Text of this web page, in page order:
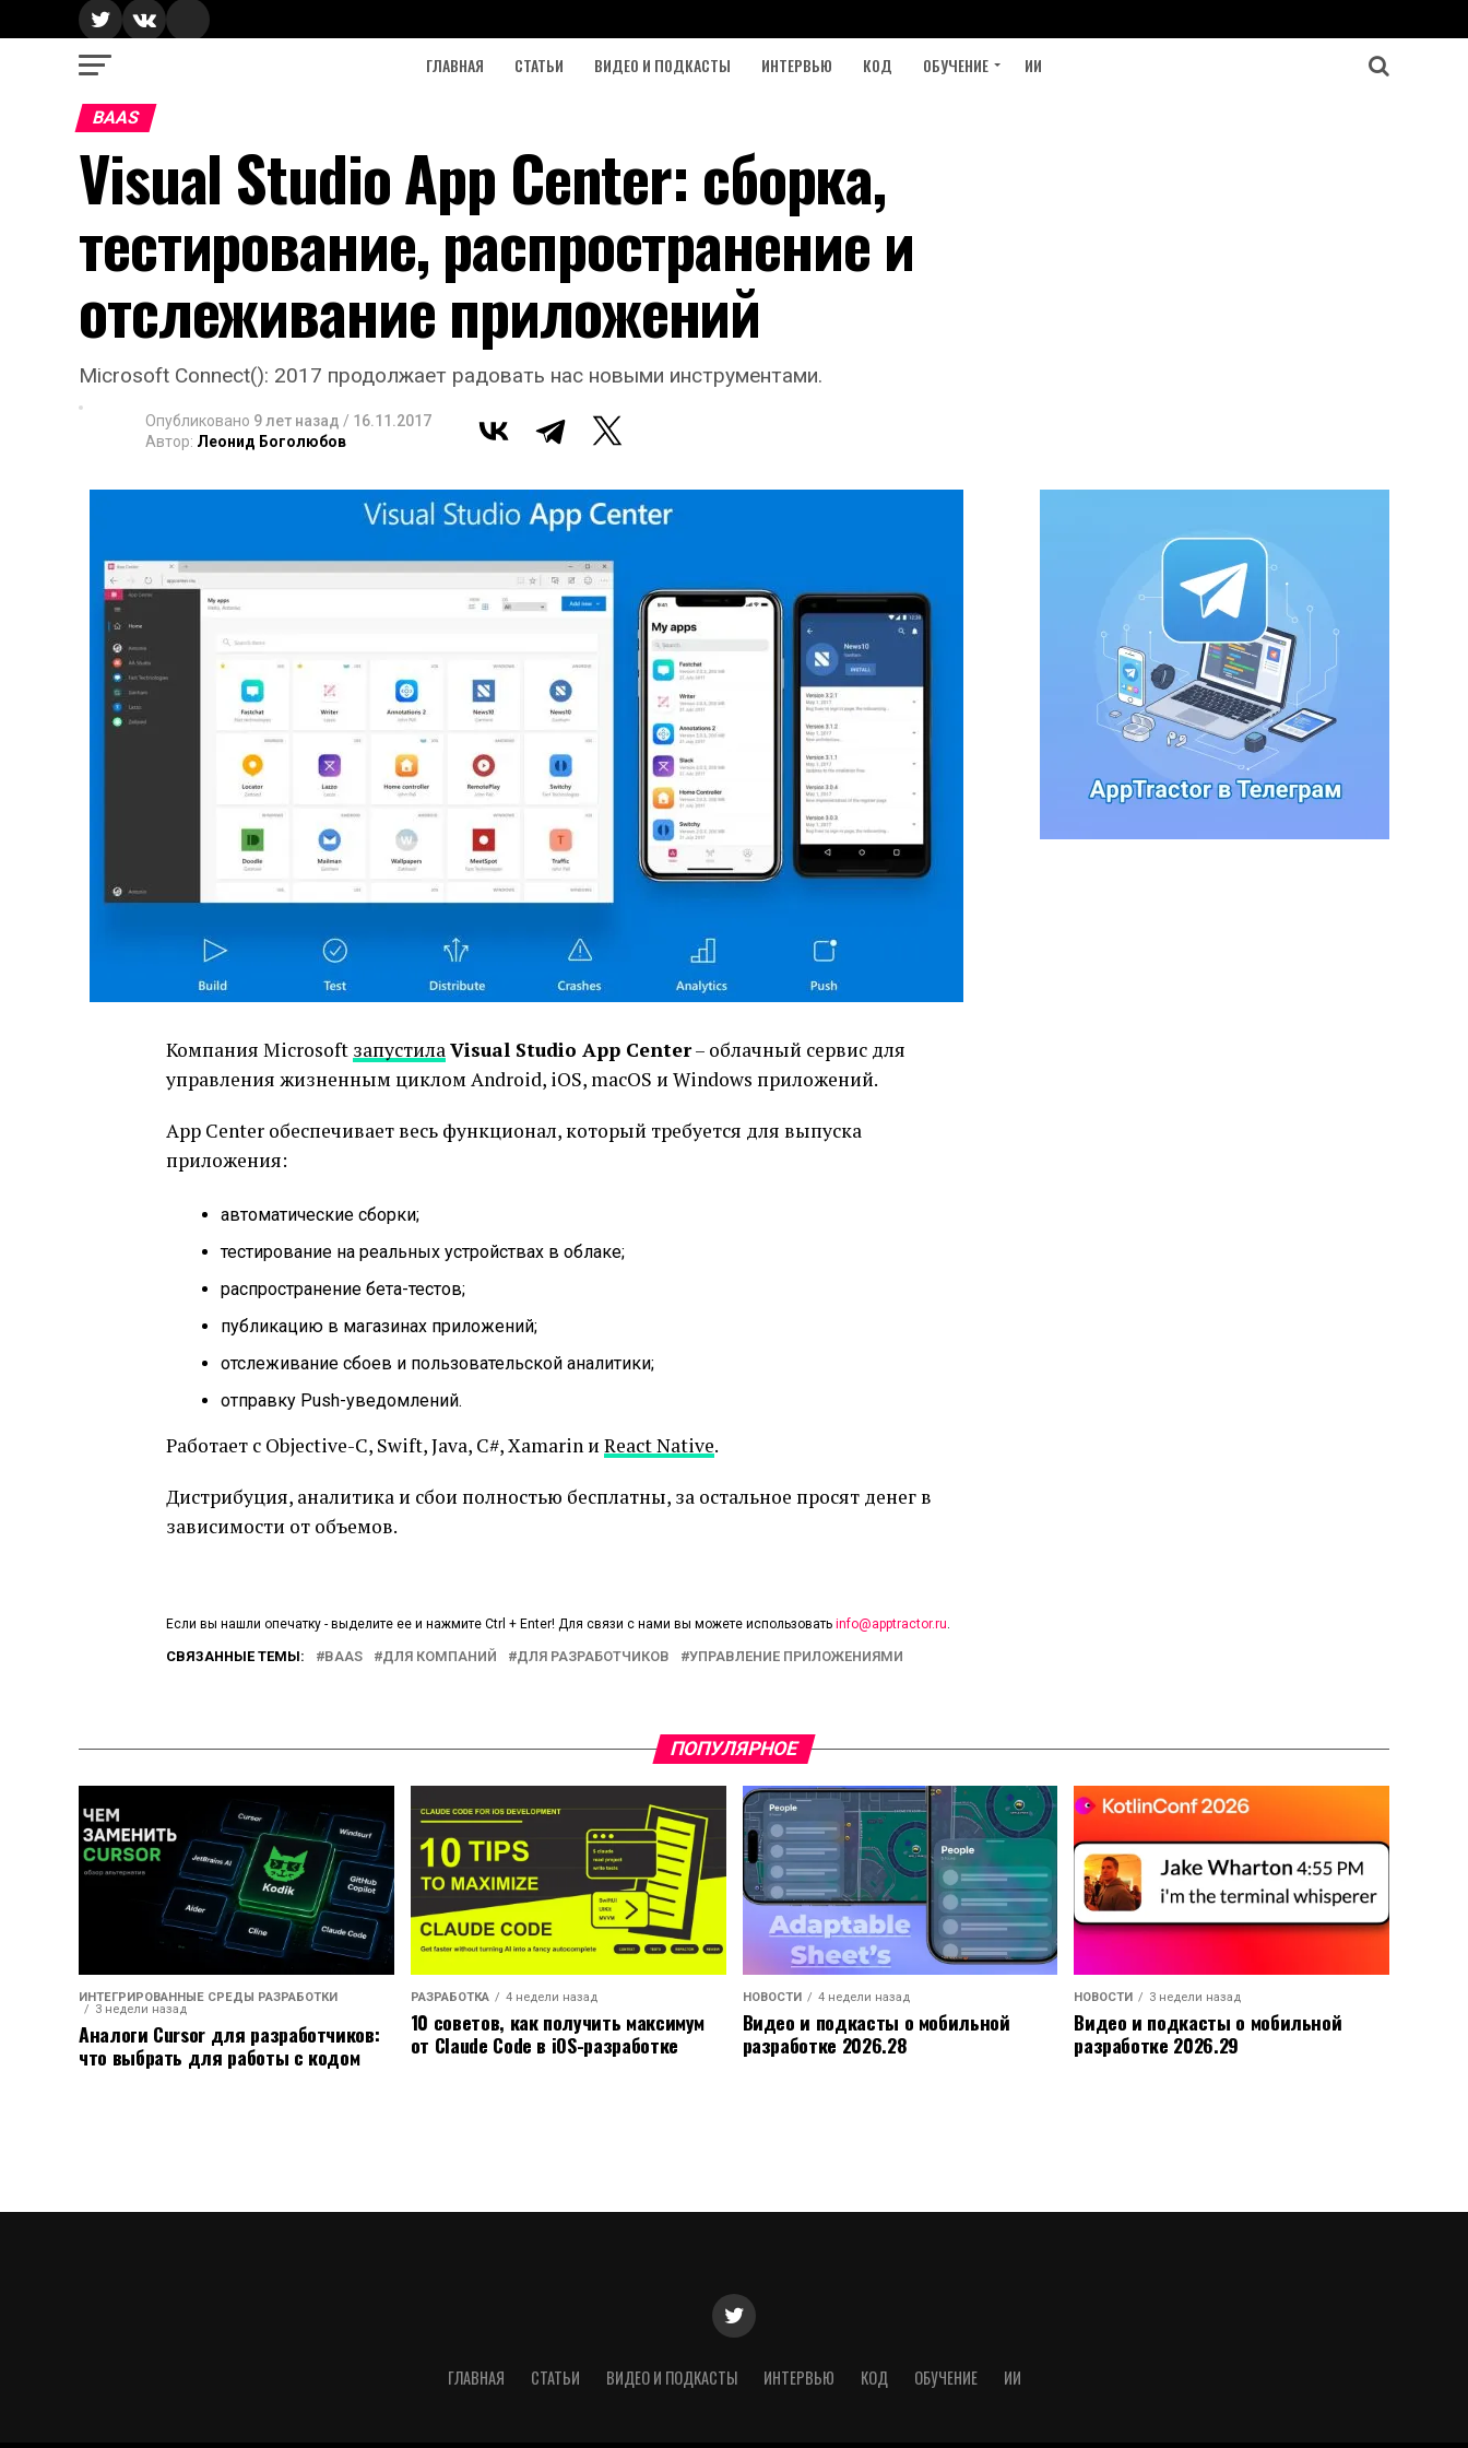
ГЛАВНАЯ СТАТЬИ ВИДЕО И ПОДКАСТЫ ИНТЕРВЬЮ КОД ОБУЧЕНИЕ ИИ
BAAS
Visual Studio App Center: сборка,
тестирование, распространение и
отслеживание приложений
Microsoft Connect(): 2017 продолжает радовать нас новыми инструментами.
Опубликовано 9 лет назад / 16.11.2017
Автор: Леонид Боголюбов
Компания Microsoft запустилаVisual Studio App Center– облачный сервис для
управления жизненным циклом Android, iOS, macOS и Windows приложений.
App Center обеспечивает весь функционал, который требуется для выпуска
приложения:
автоматические сборки;
тестирование на реальных устройствах в облаке;
распространение бета-тестов;
публикацию в магазинах приложений;
отслеживание сбоев и пользовательской аналитики;
отправку Push-уведомлений.
Работает с Objective-C, Swift, Java, C#, Xamarin и React Native.
Дистрибуция, аналитика и сбои полностью бесплатны, за остальное просят денег в
зависимости от объемов.
Если вы нашли опечатку - выделите ее и нажмите Ctrl + Enter! Для связи с нами вы можете использовать info@apptractor.ru.
СВЯЗАННЫЕ ТЕМЫ: BAAS ДЛЯ КОМПАНИЙ ДЛЯ РАЗРАБОТЧИКОВ УПРАВЛЕНИЕ ПРИЛОЖЕНИЯМИ
ПОПУЛЯРНОЕ
ИНТЕГРИРОВАННЫЕ СРЕДЫ РАЗРАБОТКИ
3 недели назад
Аналоги Cursor для разработчиков:
что выбрать для работы с кодом
РАЗРАБОТКА 4 недели назад
10 советов, как получить максимум
от Claude Code в iOS-разработке
НОВОСТИ 4 недели назад
Видео и подкасты о мобильной
разработке 2026.28
НОВОСТИ 3 недели назад
Видео и подкасты о мобильной
разработке 2026.29
ГЛАВНАЯ СТАТЬИ ВИДЕО И ПОДКАСТЫ ИНТЕРВЬЮ КОД ОБУЧЕНИЕ ИИ